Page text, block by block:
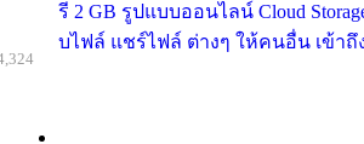
รี 2 GB รูปแบบออนไลน์ Cloud
บไฟล์ แชร์ไฟล์ ต่างๆ ให้คนอื่น เข้าถึ